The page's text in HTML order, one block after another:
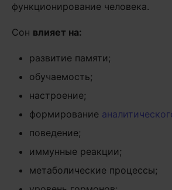
функционирование человека.
Сон влияет на:
развитие памяти;
обучаемость;
настроение;
формирование
поведение;
иммунные реакции;
метаболические процессы;